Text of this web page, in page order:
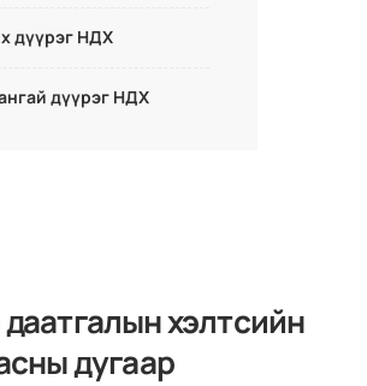
дүүрэг НДХ
дүүрэг НДХ
хэлтсийн
дугаар